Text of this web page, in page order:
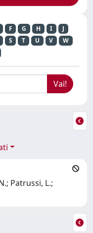
F G H I
J
S T U V
W
Patrussi, L.;